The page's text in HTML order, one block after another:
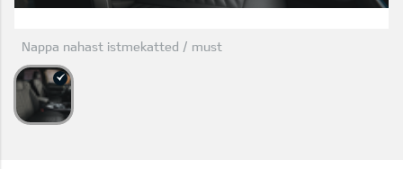
Nappa nahast istmekatted / must